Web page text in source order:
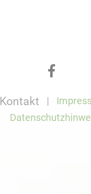
Kontakt